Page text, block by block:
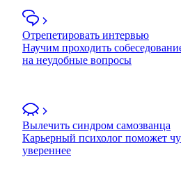
Отрепетировать интервью
Научим проходить
на неудобные вопросы
Вылечить синдром самозванца
Карьерный психолог поможет
увереннее